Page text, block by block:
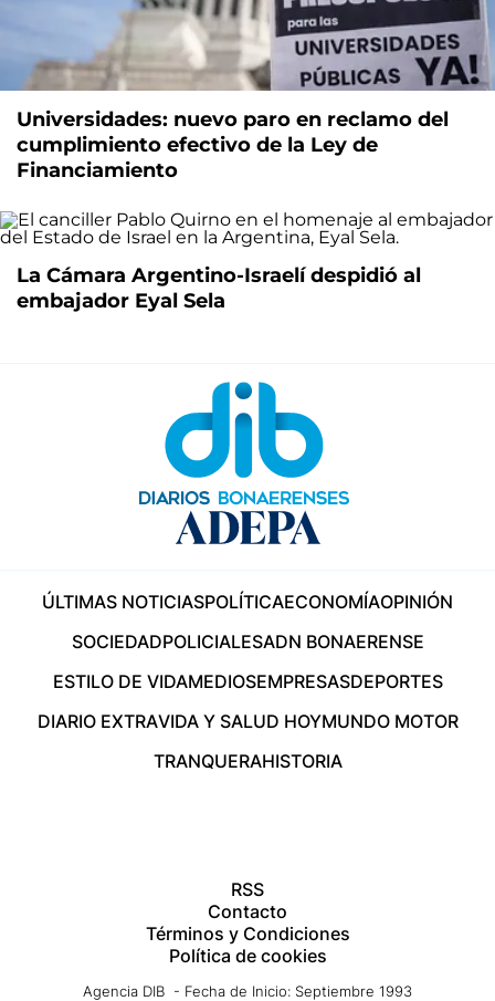
Universidades: nuevo paro en reclamo del
cumplimiento efectivo de la Ley de
Financiamiento
La Cámara Argentino-Israelí despidió al
embajador Eyal Sela
ÚLTIMAS NOTICIASPOLÍTICAECONOMÍAOPINIÓN
SOCIEDADPOLICIALESADN BONAERENSE
ESTILO DE VIDAMEDIOSEMPRESASDEPORTES
DIARIO EXTRAVIDA Y SALUD HOYMUNDO MOTOR
TRANQUERAHISTORIA
RSS
Contacto
Términos y Condiciones
Política de cookies
Agencia DIB - Fecha de Inicio: Septiembre 1993